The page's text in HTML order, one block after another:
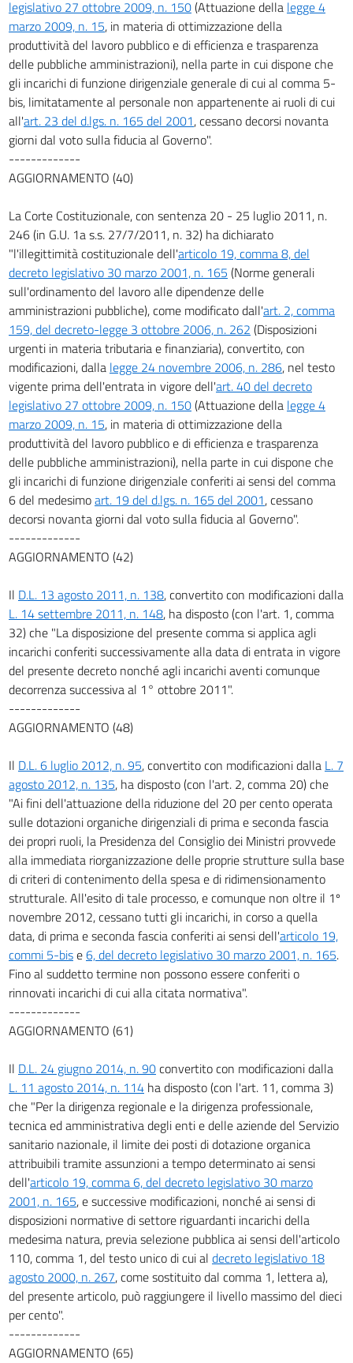
legislativo 27 ottobre 2009, n. 150(Attuazione della legge 4
marzo 2009, n. 15, in materia di ottimizzazione della
produttività del lavoro pubblico e di efficienza e trasparenza
delle pubbliche amministrazioni), nella parte in cui dispone che
gli incarichi di funzione dirigenziale generale di cui al comma 5-
bis, limitatamente al personale non appartenente ai ruoli di cui
all'art. 23 del d.lgs. n. 165 del 2001, cessano decorsi novanta
giorni dal voto sulla fiducia al Governo".
-------------
AGGIORNAMENTO (40)
La Corte Costituzionale, con sentenza 20 - 25 luglio 2011, n.
246 (in G.U. 1a s.s. 27/7/2011, n. 32) ha dichiarato
"l'illegittimità costituzionale dell'articolo 19, comma 8, del
decreto legislativo 30 marzo 2001, n. 165 (Norme generali
sull'ordinamento del lavoro alle dipendenze delle
amministrazioni pubbliche), come modificato dall'art. 2, comma
159, del decreto-legge 3 ottobre 2006, n. 262 (Disposizioni
urgenti in materia tributaria e finanziaria), convertito, con
modificazioni, dalla legge 24 novembre 2006, n. 286, nel testo
vigente prima dell'entrata in vigore dell'art. 40 del decreto
legislativo 27 ottobre 2009, n. 150(Attuazione della legge 4
marzo 2009, n. 15, in materia di ottimizzazione della
produttività del lavoro pubblico e di efficienza e trasparenza
delle pubbliche amministrazioni), nella parte in cui dispone che
gli incarichi di funzione dirigenziale conferiti ai sensi del comma
6 del medesimoart. 19 del d.lgs. n. 165 del 2001, cessano
decorsi novanta giorni dal voto sulla fiducia al Governo".
-------------
AGGIORNAMENTO (42)
Il D.L. 13 agosto 2011, n. 138, convertito con modificazioni dalla
L. 14 settembre 2011, n. 148, ha disposto (con l'art. 1, comma
32) che "La disposizione del presente comma si applica agli
incarichi conferiti successivamente alla data di entrata in vigore
del presente decreto nonché agli incarichi aventi comunque
decorrenza successiva al 1° ottobre 2011".
-------------
AGGIORNAMENTO (48)
Il D.L. 6 luglio 2012, n. 95, convertito con modificazioni dalla L. 7
agosto 2012, n. 135, ha disposto (con l'art. 2, comma 20) che
"Ai fini dell'attuazione della riduzione del 20 per cento operata
sulle dotazioni organiche dirigenziali di prima e seconda fascia
dei propri ruoli, la Presidenza del Consiglio dei Ministri provvede
alla immediata riorganizzazione delle proprie strutture sulla base
di criteri di contenimento della spesa e di ridimensionamento
strutturale. All'esito di tale processo, e comunque non oltre il 1º
novembre 2012, cessano tutti gli incarichi, in corso a quella
data, di prima e seconda fascia conferiti ai sensi dell'articolo 19,
commi 5-bise6, del decreto legislativo 30 marzo 2001, n. 165.
Fino al suddetto termine non possono essere conferiti o
rinnovati incarichi di cui alla citata normativa".
-------------
AGGIORNAMENTO (61)
Il D.L. 24 giugno 2014, n. 90convertito con modificazioni dalla
L. 11 agosto 2014, n. 114 ha disposto (con l'art. 11, comma 3)
che "Per la dirigenza regionale e la dirigenza professionale,
tecnica ed amministrativa degli enti e delle aziende del Servizio
sanitario nazionale, il limite dei posti di dotazione organica
attribuibili tramite assunzioni a tempo determinato ai sensi
dell'articolo 19, comma 6, del decreto legislativo 30 marzo
2001, n. 165, e successive modificazioni, nonché ai sensi di
disposizioni normative di settore riguardanti incarichi della
medesima natura, previa selezione pubblica ai sensi dell'articolo
110, comma 1, del testo unico di cui al decreto legislativo 18
agosto 2000, n. 267, come sostituito dal comma 1, lettera a),
del presente articolo, può raggiungere il livello massimo del dieci
per cento".
-------------
AGGIORNAMENTO (65)